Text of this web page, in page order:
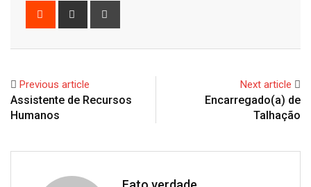
Reddit
Share
Previous article
Assistente de Recursos
Humanos
Next article
Encarregado(a) de
Talhação